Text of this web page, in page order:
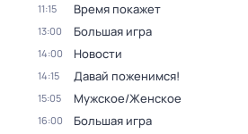
11:15 Время покажет
13:00 Большая игра
14:00 Новости
14:15 Давай поженимся!
15:05 Мужское/Женское
16:00 Большая игра